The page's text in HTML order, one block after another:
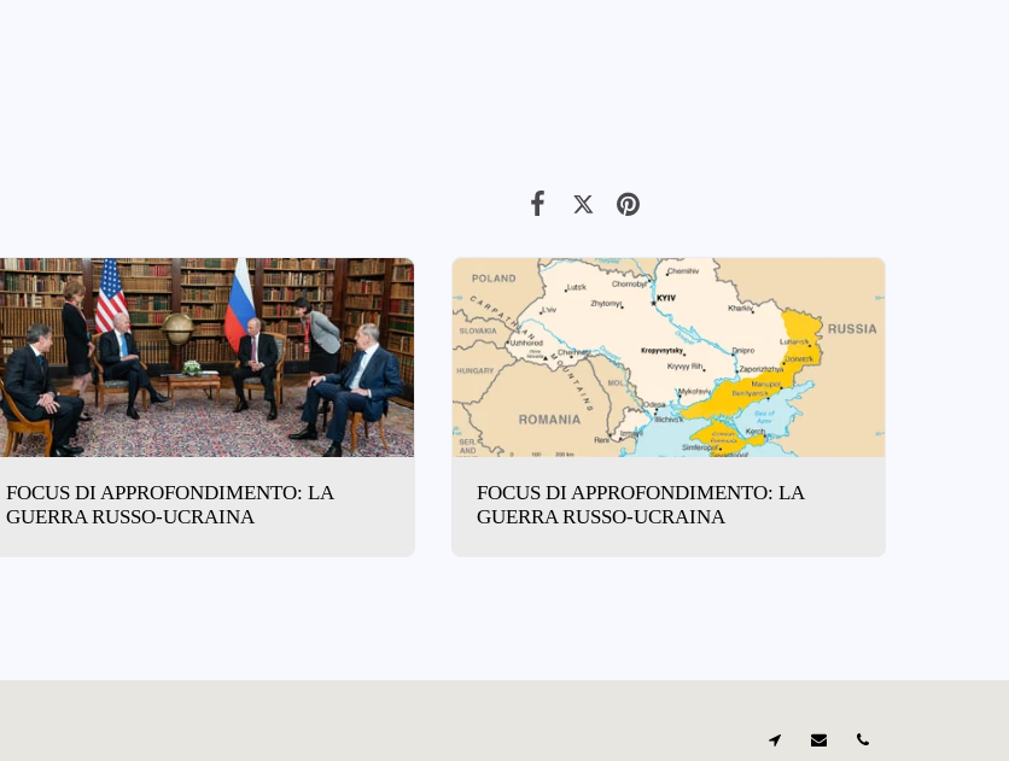
FOCUS DI APPROFONDIMENTO: LA
GUERRA RUSSO-UCRAINA
FOCUS DI APPROFONDIMENTO: LA
GUERRA RUSSO-UCRAINA